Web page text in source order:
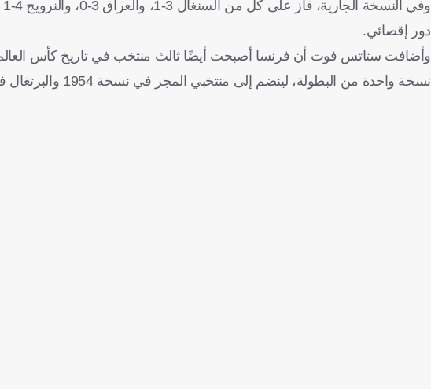
دور إقصائي.
نسخة واحدة من البطولة، لينضم إلى منتخبي المجر في نسخة 1954 والبرتغال في نسخة 1966.